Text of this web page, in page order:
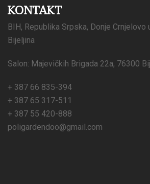
KONTAKT
BIH, Republika Srpska, Donje Crnjelovo
Bijeljina
Salon: Majevičkih Brigada 22a, 76300
+ 387 66 835-394
+ 387 65 317-511
+ 387 55 420-888
poligardendoo@gmail.com